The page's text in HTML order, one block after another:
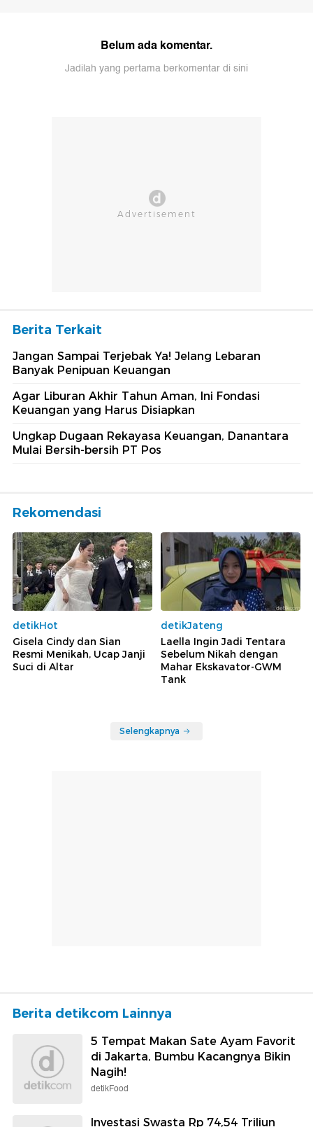
Belum ada komentar.
Jadilah yang pertama berkomentar di sini
Berita Terkait
Jangan Sampai Terjebak Ya! Jelang Lebaran
Banyak Penipuan Keuangan
Agar Liburan Akhir Tahun Aman, Ini Fondasi
Keuangan yang Harus Disiapkan
Ungkap Dugaan Rekayasa Keuangan, Danantara
Mulai Bersih-bersih PT Pos
Rekomendasi
detikHot
Gisela Cindy dan Sian
Resmi Menikah, Ucap Janji
Suci di Altar
detikJateng
Laella Ingin Jadi Tentara
Sebelum Nikah dengan
Mahar Ekskavator-GWM
Tank
Selengkapnya
Berita detikcom Lainnya
5 Tempat Makan Sate Ayam Favorit
di Jakarta, Bumbu Kacangnya Bikin
Nagih!
detikFood
Investasi Swasta Rp 74,54 Triliun